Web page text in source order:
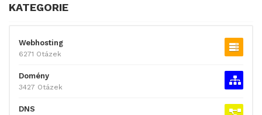
KATEGORIE
Webhosting
6271 Otázek
Domény
3427 Otázek
DNS